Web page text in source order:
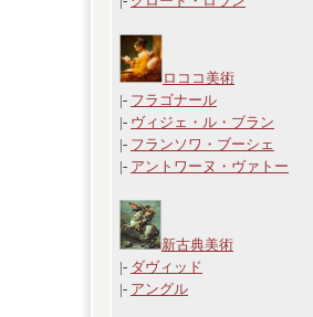
ロココ美術
|- フラゴナール
|- ヴィジェ・ル・ブラン
|- フランソワ・ブーシェ
|- アントワーヌ・ヴァトー
新古典美術
|- ダヴィッド
|- アングル